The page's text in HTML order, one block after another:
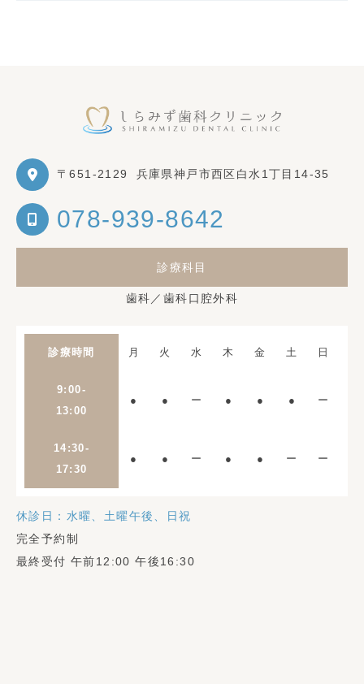
〒651-2129 兵庫県神戸市西区白水1丁目14-35
078-939-8642
診療科目
歯科／歯科口腔外科
診療時間 月 火 水 木 金 土 日
9:00-
13:00
● ● ー ● ● ● ー
14:30-
17:30
● ● ー ● ● ー ー
休診日：水曜、土曜午後、日祝
完全予約制
最終受付 午前12:00 午後16:30